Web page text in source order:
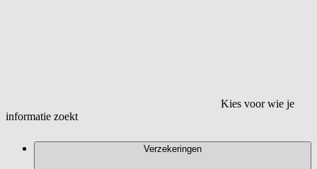
Kies voor wie je
informatie zoekt
Verzekeringen